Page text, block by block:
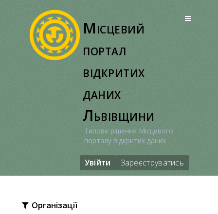
Місцевий
портал
відкритих
даних
Львівщини
Типове рішення Місцевого
порталу відкритих даних
Увійти Зареєструватись
Організації